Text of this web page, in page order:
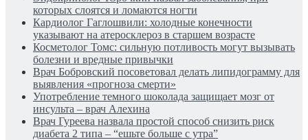
которых слоятся и ломаются ногти
Кардиолог Гаглошвили: холодные конечности
указывают на атеросклероз в старшем возрасте
Косметолог Томс: сильную потливость могут вызывать
болезни и вредные привычки
Врач Бобровский посоветовал делать липидограмму для
выявления «прогноза смерти»
Употребление темного шоколада защищает мозг от
инсульта – врач Алехина
Врач Гуреева назвала простой способ снизить риск
диабета 2 типа – “ешьте больше с утра”